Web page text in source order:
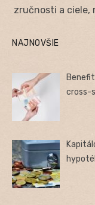
zručnosti a ciele,
NAJNOVŠIE
cross-